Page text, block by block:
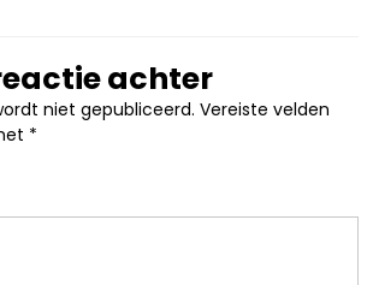
achter
niet gepubliceerd. Vereiste velden
*